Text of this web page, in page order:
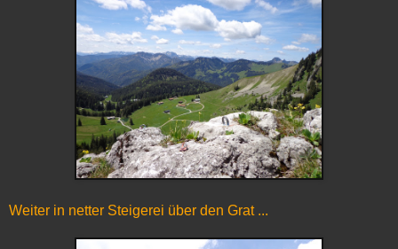
Weiter in netter Steigerei über den Grat ...